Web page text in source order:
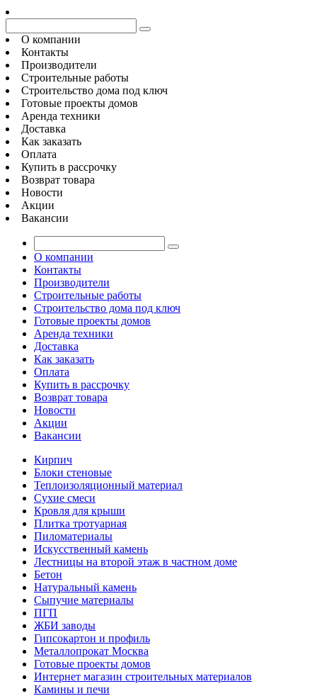
О компании
Контакты
Производители
Строительные работы
Строительство дома под ключ
Готовые проекты домов
Аренда техники
Доставка
Как заказать
Оплата
Купить в рассрочку
Возврат товара
Новости
Акции
Вакансии
О компании
Контакты
Производители
Строительные работы
Строительство дома под ключ
Готовые проекты домов
Аренда техники
Доставка
Как заказать
Оплата
Купить в рассрочку
Возврат товара
Новости
Акции
Вакансии
Кирпич
Блоки стеновые
Теплоизоляционный материал
Сухие смеси
Кровля для крыши
Плитка тротуарная
Пиломатериалы
Искусственный камень
Лестницы на второй этаж в частном доме
Бетон
Натуральный камень
Сыпучие материалы
ПГП
ЖБИ заводы
Гипсокартон и профиль
Металлопрокат Москва
Готовые проекты домов
Интернет магазин строительных материалов
Камины и печи